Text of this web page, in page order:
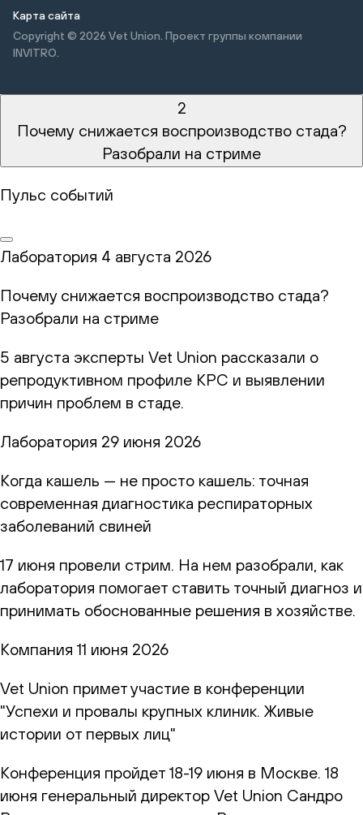
Карта сайта
Copyright © 2026 Vet Union. Проект группы компании
INVITRO.
2
Почему снижается воспроизводство стада?
Разобрали на стриме
Пульс событий
Лаборатория 4 августа 2026
Почему снижается воспроизводство стада?
Разобрали на стриме
5 августа эксперты Vet Union рассказали о
репродуктивном профиле КРС и выявлении
причин проблем в стаде.
Лаборатория 29 июня 2026
Когда кашель — не просто кашель: точная
современная диагностика респираторных
заболеваний свиней
17 июня провели стрим. На нем разобрали, как
лаборатория помогает ставить точный диагноз и
принимать обоснованные решения в хозяйстве.
Компания 11 июня 2026
Vet Union примет участие в конференции
"Успехи и провалы крупных клиник. Живые
истории от первых лиц"
Конференция пройдет 18-19 июня в Москве. 18
июня генеральный директор Vet Union Сандро